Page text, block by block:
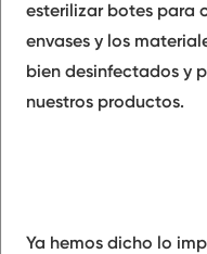
esterilizar botes para
envases y los
bien desinfectados y
nuestros productos.
Ya hemos dicho lo